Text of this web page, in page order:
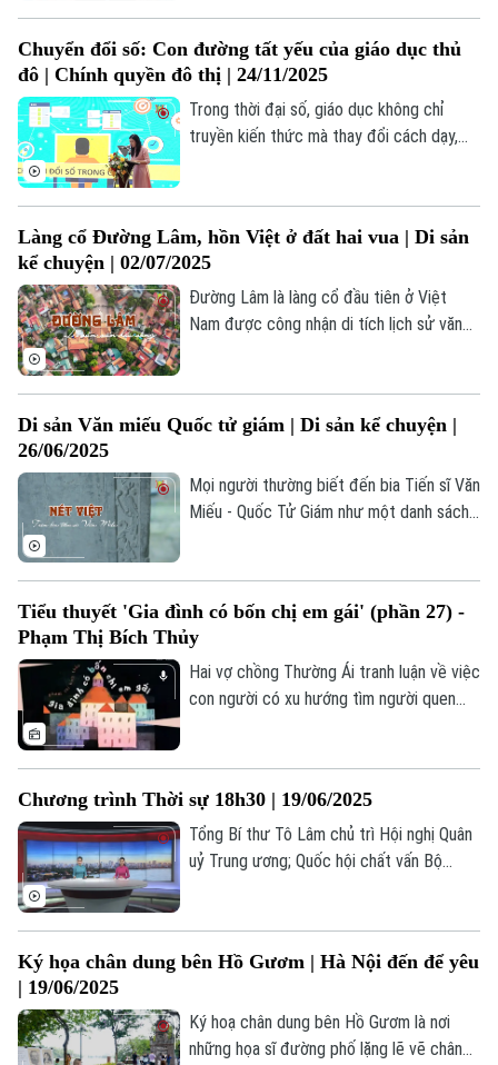
Thế giới Showbiz hôm nay.
Chuyển đổi số: Con đường tất yếu của giáo dục thủ
đô | Chính quyền đô thị | 24/11/2025
Trong thời đại số, giáo dục không chỉ
truyền kiến thức mà thay đổi cách dạy,
triển.
Làng cổ Đường Lâm, hồn Việt ở đất hai vua | Di sản
kể chuyện | 02/07/2025
Đường Lâm là làng cổ đầu tiên ở Việt
Nam được công nhận di tích lịch sử văn
nhiều di tích chứa đựng nhiều giá trị kiến
Di sản Văn miếu Quốc tử giám | Di sản kể chuyện |
26/06/2025
Mọi người thường biết đến bia Tiến sĩ Văn
Miếu - Quốc Tử Giám như một danh sách
họa về văn hóa thẩm mỹ của người xưa.
Tiểu thuyết 'Gia đình có bốn chị em gái' (phần 27) -
Phạm Thị Bích Thủy
Hai vợ chồng Thường Ái tranh luận về việc
con người có xu hướng tìm người quen
sử các nền văn minh. Tuy nhiên, theo đà
tiến hóa xã hội, công việc thường lựa
chọn người có năng lực thay vì dựa vào
Chương trình Thời sự 18h30 | 19/06/2025
Tổng Bí thư Tô Lâm chủ trì Hội nghị Quân
uỷ Trung ương; Quốc hội chất vấn Bộ
trong chương trình Thời sự 18h30 hôm
Ký họa chân dung bên Hồ Gươm | Hà Nội đến để yêu
| 19/06/2025
Ký hoạ chân dung bên Hồ Gươm là nơi
những họa sĩ đường phố lặng lẽ vẽ chân